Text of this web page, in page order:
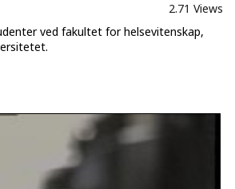
2.71 Views
ved fakultet for helsevitenskap,